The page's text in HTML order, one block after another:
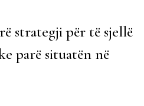
strategji për të sjellë
parë situatën në